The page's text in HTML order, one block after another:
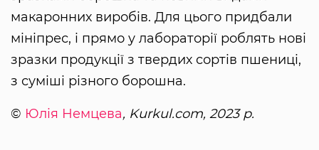
макаронних виробів. Для цього придбали
мініпрес, і прямо у лабораторії роблять нові
зразки продукції з твердих сортів пшениці,
з суміші різного борошна.
© Юлія Немцева, Kurkul.com, 2023 р.